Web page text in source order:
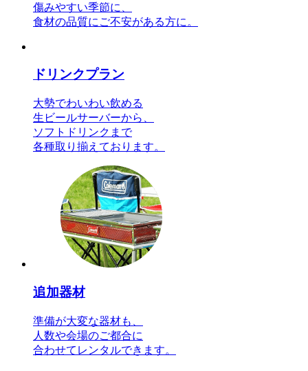
傷みやすい季節に、
食材の品質にご不安がある方に。
ドリンクプラン
大勢でわいわい飲める
生ビールサーバーから、
ソフトドリンクまで
各種取り揃えております。
追加器材
準備が大変な器材も、
人数や会場のご都合に
合わせてレンタルできます。